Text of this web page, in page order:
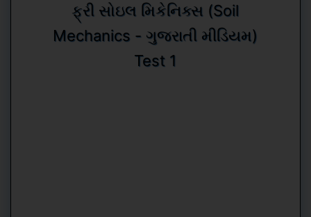
ફ્રી સોઇલ મિકેનિક્સ (Soil
Mechanics - ગુજરાતી મીડિયમ)
Test 1